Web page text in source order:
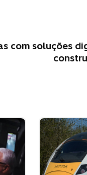
com soluções